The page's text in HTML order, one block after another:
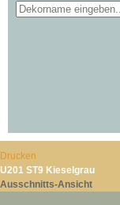
Drucken
U201 ST9 Kieselgrau
Ausschnitts-Ansicht